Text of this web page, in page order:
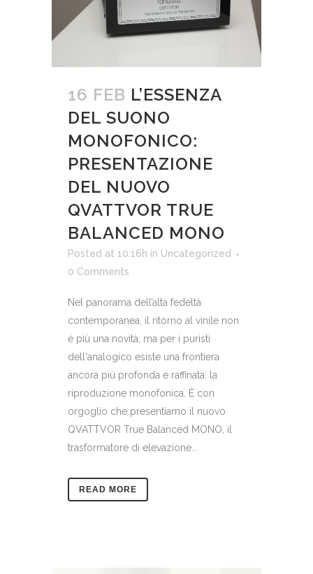
16 FEB L’ESSENZA
DEL SUONO
MONOFONICO:
PRESENTAZIONE
DEL NUOVO
QVATTVOR TRUE
BALANCED MONO
Posted at 10:16h in Uncategorized
0 Comments
Nel panorama dell’alta fedeltà
contemporanea, il ritorno al vinile non
è più una novità, ma per i puristi
dell'analogico esiste una frontiera
ancora più profonda e raffinata: la
riproduzione monofonica. È con
orgoglio che presentiamo il nuovo
QVATTVOR True Balanced MONO, il
trasformatore di elevazione...
READ MORE